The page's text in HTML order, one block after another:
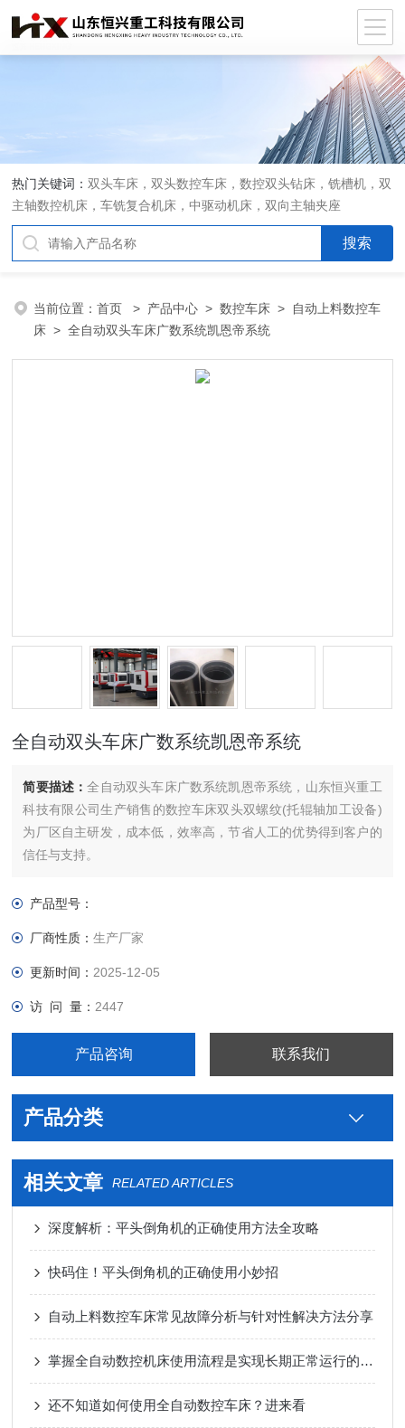
热门关键词：双头车床，双头数控车床，数控双头钻床，铣槽机，双
主轴数控机床，车铣复合机床，中驱动机床，双向主轴夹座
当前位置：首页 > 产品中心 >数控车床 > 自动上料数控车
床 > 全自动双头车床广数系统凯恩帝系统
全自动双头车床广数系统凯恩帝系统
简要描述：全自动双头车床广数系统凯恩帝系统，山东恒兴重工
科技有限公司生产销售的数控车床双头双螺纹(托辊轴加工设备)
为厂区自主研发，成本低，效率高，节省人工的优势得到客户的
信任与支持。
产品型号：
厂商性质：生产厂家
更新时间： 2025-12-05
访 问 量： 2447
产品咨询 联系我们
产品分类
相关文章 RELATED ARTICLES
深度解析：平头倒角机的正确使用方法全攻略
快码住！平头倒角机的正确使用小妙招
自动上料数控车床常见故障分析与针对性解决方法分享
掌握全自动数控机床使用流程是实现长期正常运行的根本保障
还不知道如何使用全自动数控车床？进来看